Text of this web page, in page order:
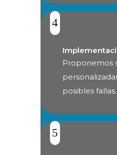
4
Proponemos
posibles fallas.
5